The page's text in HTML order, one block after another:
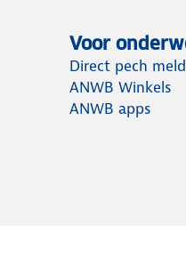
Voor
Direct pech
ANWB Winkels
ANWB apps